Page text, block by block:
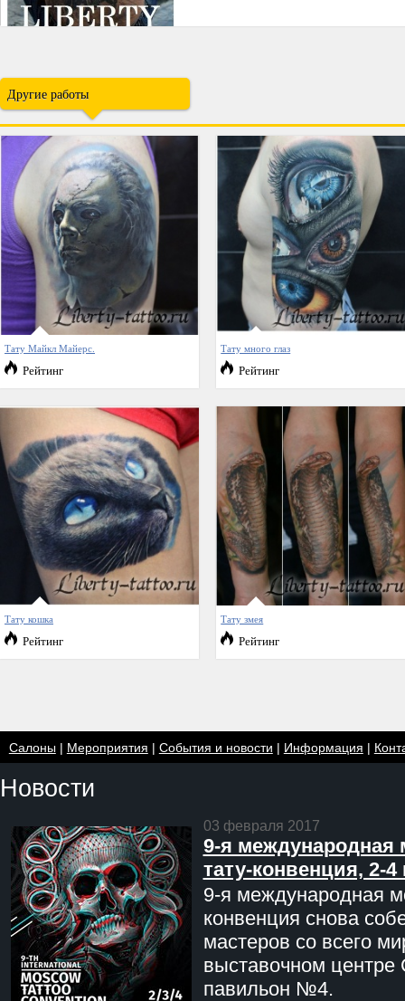
Другие работы
Тату Майкл Майерс.
Рейтинг
Тату много глаз
Рейтинг
Тату кошка
Рейтинг
Тату змея
Рейтинг
Салоны| Мероприятия | События и новости | Информация |
Новости
03 февраля 2017
9-я международная
тату-конвенция, 2-
9-я международная
конвенция снова
мастеров со всего
выставочном центре
павильон №4.